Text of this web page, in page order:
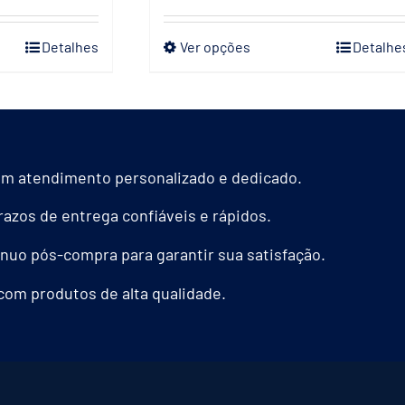
Detalhes Ver opções
As
opções
ser
atendimento personalizado e dedicado.
de entrega confiáveis e rápidos.
pós-compra para garantir sua satisfação.
produtos de alta qualidade.